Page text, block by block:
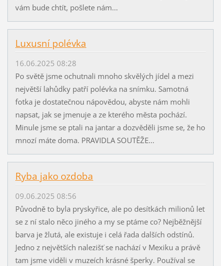
vám bude chtít, pošlete nám...
Luxusní polévka
16.06.2025 08:28
Po světě jsme ochutnali mnoho skvělých jídel a mezi
největší lahůdky patří polévka na snímku. Samotná
fotka je dostatečnou nápovědou, abyste nám mohli
napsat, jak se jmenuje a ze kterého města pochází.
Minule jsme se ptali na jantar a dozvěděli jsme se, že ho
mnozí máte doma. PRAVIDLA SOUTĚŽE...
Ryba jako ozdoba
09.06.2025 08:56
Původně to byla pryskyřice, ale po desítkách milionů let
se z ní stalo něco jiného a my se ptáme co? Nejběžnější
barva je žlutá, ale existuje i celá řada dalších odstínů.
Jedno z největších nalezišť se nachází v Mexiku a právě
tam jsme viděli v muzeích krásné šperky. Používal se